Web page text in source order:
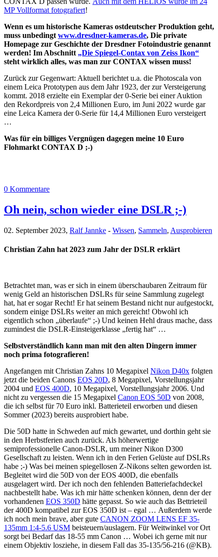
MP Vollformat fotografiert!
Wenn es um historische Kameras ostdeutscher Produktion geht,
muss unbedingtwww.dresdner-kameras.de, Die private
Homepage zur Geschichte der Dresdner Fotoindustrie genannt
werden! Im Abschnitt „Die Spiegel-Contax von Zeiss Ikon“
steht wirklich alles, was man zur CONTAX wissen muss!
Zurück zur Gegenwart: Aktuell berichtet u.a. die Photoscala von
einem Leica Prototypen aus dem Jahr 1923, der zur Versteigerung
kommt. 2018 erzielte ein Exemplar der 0-Serie bei einer Auktion
den Rekordpreis von 2,4 Millionen Euro, im Juni 2022 wurde gar
eine Leica Kamera der 0-Serie für 14,4 Millionen Euro versteigert
…
Was für ein billiges Vergnügen dagegen meine 10 Euro
Flohmarkt CONTAX D ;-)
0 Kommentare
Oh nein, schon wieder eine DSLR ;-)
02. September 2023, Ralf Jannke - Wissen, Sammeln, Ausprobieren
Christian Zahn hat 2023 zum Jahr der DSLR erklärt
Betrachtet man, was er sich in einem überschaubaren Zeitraum für
wenig Geld an historischen DSLRs für seine Sammlung zugelegt
hat, hat er sogar Recht! Er hat seinem Bestand nicht nur aufgestockt,
sondern einige DSLRs weiter an mich gereicht! Obwohl ich
eigentlich schon „überlaufe“ ;-) Und keinen Hehl draus mache, dass
zumindest die DSLR-Einsteigerklasse „fertig hat“ …
Selbstverständlich kann man mit den alten Dingern immer
noch prima fotografieren!
Angefangen mit Christian Zahns 10 Megapixel Nikon D40x folgten
jetzt die beiden Canons EOS 20D, 8 Megapixel, Vorstellungsjahr
2004 und EOS 400D, 10 Megapixel, Vorstellungsjahr 2006. Und
nicht zu vergessen die 15 Megapixel Canon EOS 50D von 2008,
die ich selbst für 70 Euro inkl. Batterieteil erworben und diesen
Sommer (2023) bereits ausprobiert habe.
Die 50D hatte in Schweden auf mich gewartet, und dorthin geht sie
in den Herbstferien auch zurück. Als höherwertige
semiprofessionelle Canon-DSLR, um meiner Nikon D300
Gesellschaft zu leisten. Wenn ich in den Ferien Gelüste auf DSLRs
habe ;-) Was bei meinen spiegellosen Z-Nikons selten geworden ist.
Begleitet wird die 50D von der EOS 400D, die ebenfalls
ausgelagert wird. Der ich noch den fehlenden Batteriefachdeckel
nachbestellt habe. Was ich mir hätte schenken können, denn der der
vorhandenen EOS 350D hätte gepasst. So wie auch das Bettrieteil
der 400D kompatibel zur EOS 350D ist – egal … Außerdem werde
ich noch mein brave, aber gute CANON ZOOM LENS EF 35-
135mm 1:4-5.6 USM beisteuern/auslagern. Für Weitwinkel vor Ort
sorgt bei Bedarf das 18-55 mm Canon … Wobei ich gerne mit nur
einem Objektiv losziehe, in diesem Fall das 35-135/56-216 (@KB).